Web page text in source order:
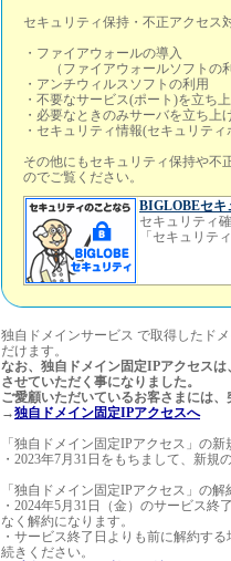
セキュリティ保持・不正アクセス
・ファイアウォールの導入
（ファイアウォールソフトの利
・アンチウィルスソフトの利用
・不要なサービス(ポート)を立ち
・必要なときのみサーバを立ち上
・セキュリティ情報(セキュリテ
その他にもセキュリティ保持や不
のでご覧ください。
BIGLOBEセキ
セキュリティ
「セキュリテ
独自ドメインサービス で取得したド
だけます。
なお、独自ドメイン固定IPアクセスは
させていただく事になりました。
ご愛顧いただいているお客さまには
→独自ドメイン固定IPアクセスへ
「独自ドメイン固定IPアクセス」の
・2023年7月31日をもちまして、新規
「独自ドメイン固定IPアクセス」の
・2024年5月31日（金）のサービス
なく解約になります。
・サービス終了日よりも前に解約す
続きください。